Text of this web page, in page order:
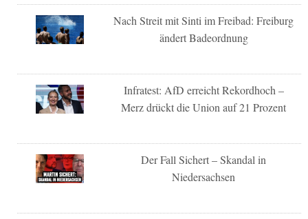
Nach Streit mit Sinti im Freibad: Freiburg
ändert Badeordnung
Infratest: AfD erreicht Rekordhoch –
Merz drückt die Union auf 21 Prozent
Der Fall Sichert – Skandal in
Niedersachsen